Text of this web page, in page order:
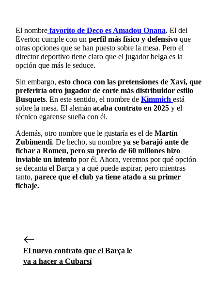
El nombre favorito de Deco es Amadou Onana. El del
Everton cumple con un perfil más físico y defensivo que
otras opciones que se han puesto sobre la mesa. Pero el
director deportivo tiene claro que el jugador belga es la
opción que más le seduce.
Sin embargo, esto choca con las pretensiones de Xavi, que
preferiría otro jugador de corte más distribuidor estilo
Busquets. En este sentido, el nombre de Kimmich está
sobre la mesa. El alemán acaba contrato en 2025 y el
técnico egarense sueña con él.
Además, otro nombre que le gustaría es el de Martín
Zubimendi. De hecho, su nombre ya se barajó ante de
fichar a Romeu, pero su precio de 60 millones hizo
inviable un intento por él. Ahora, veremos por qué opción
se decanta el Barça y a qué puede aspirar, pero mientras
tanto, parece que el club ya tiene atado a su primer
fichaje.
El nuevo contrato que el Barça le
va a hacer a Cubarsí